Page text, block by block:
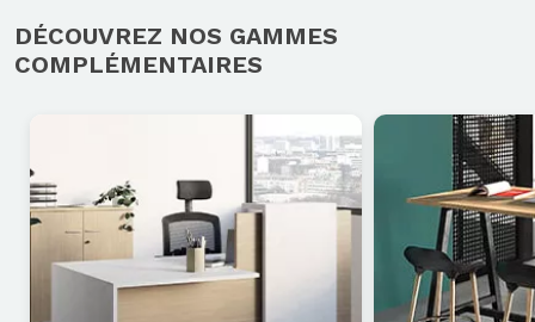
DÉCOUVREZ NOS GAMMES
COMPLÉMENTAIRES